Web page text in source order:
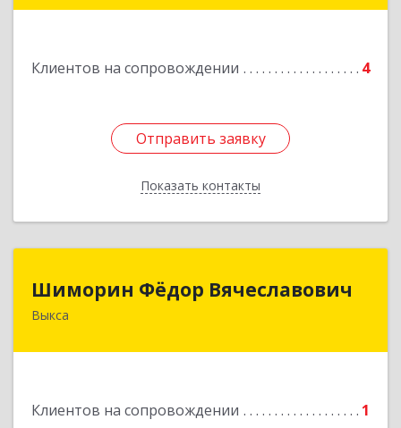
Клиентов на сопровождении 4
Отправить заявку
Показать контакты
Отправить заявку
Назад
Шиморин Фёдор Вячеславович
Выкса
Клиентов на сопровождении 1
Шиморин Фёдор Вячеславович